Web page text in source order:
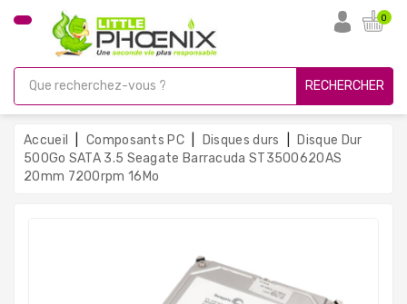
CATÉGORIE
Gamer
Unités
Centrales
Reconditionnées
0
RECHERCHER
Accueil Composants PC Disques durs
Disque Dur
500Go SATA 3.5 Seagate Barracuda ST3500620AS
20mm 7200rpm 16Mo